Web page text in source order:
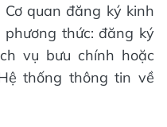
quan đăng ký kinh
thức: đăng ký
vụ bưu chính hoặc
thống thông tin về